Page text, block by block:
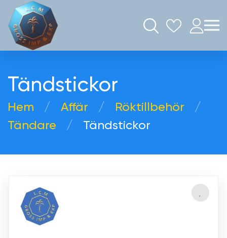
Tändstickor
Hem Аffär
Röktillbehör
Tändare
Tändstickor